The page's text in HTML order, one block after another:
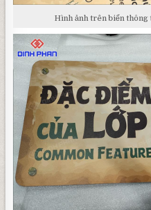
Hình ảnh trên biển thông